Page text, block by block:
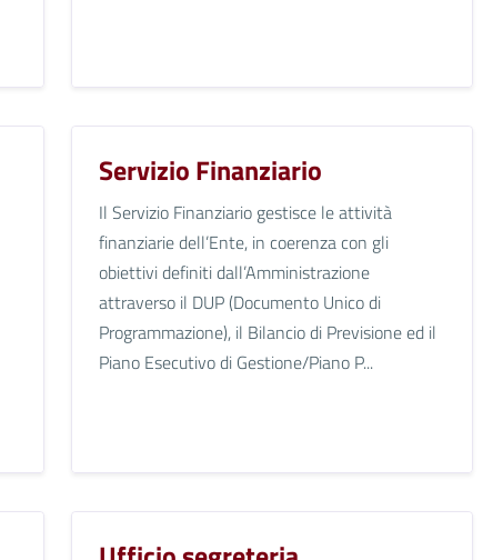
Servizio Finanziario
Il Servizio Finanziario gestisce le attività
finanziarie dell’Ente, in coerenza con gli
obiettivi definiti dall’Amministrazione
attraverso il DUP (Documento Unico di
Programmazione), il Bilancio di Previsione ed il
Piano Esecutivo di Gestione/Piano P...